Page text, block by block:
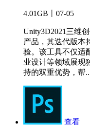
4.01GB丨07-05
Unity3D2021三维
产品，其迭代版本
验。该工具不仅适
业设计等领域展现
持的双重优势，帮
查看